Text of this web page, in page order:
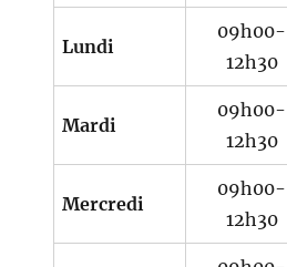
Lundi
09h00-
12h30
Mardi
09h00-
12h30
Mercredi
09h00-
12h30